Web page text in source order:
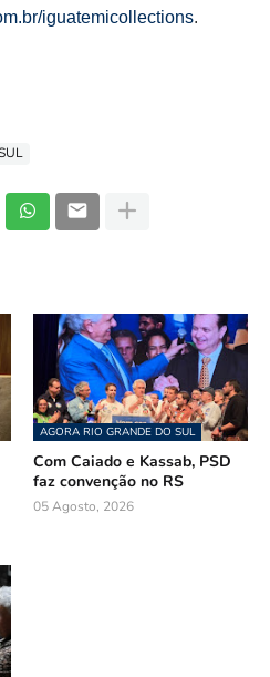
iguatemicollections.
AGORA RIO GRANDE DO SUL
Com Caiado e Kassab, PSD
faz convenção no RS
05 Agosto, 2026